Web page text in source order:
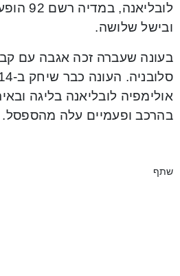
ובישל שלושה.
בעונה שעברה זכה אגבה עם
בהרכב ופעמיים עלה מהספסל.
שתף